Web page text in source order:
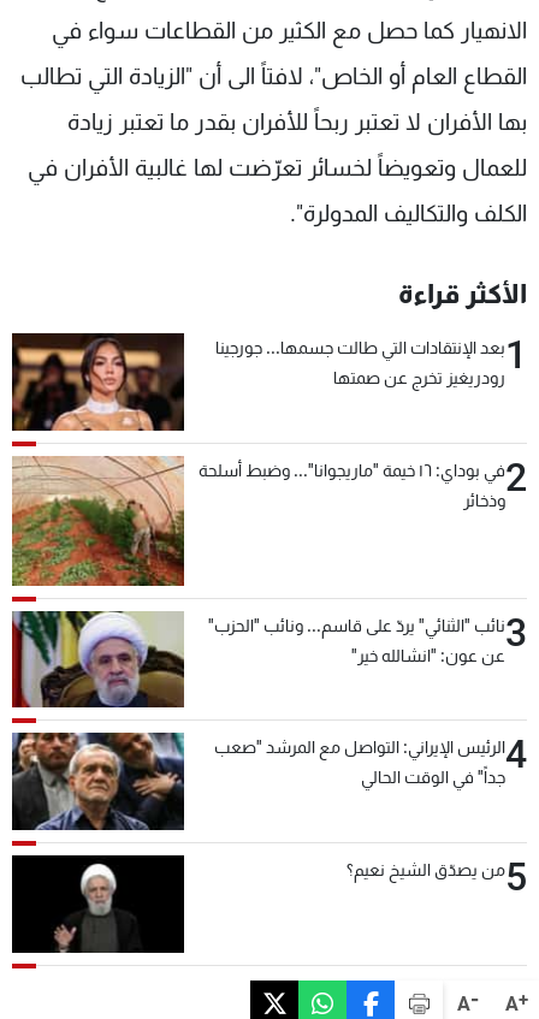
A+
A-
الانهيار كما حصل مع الكثير من القطاعات سواء في
القطاع العام أو الخاص"، لافتاً الى أن "الزيادة التي تطالب
بها الأفران لا تعتبر ربحاً للأفران بقدر ما تعتبر زيادة
للعمال وتعويضاً لخسائر تعرّضت لها غالبية الأفران في
الكلف والتكاليف المدولرة".
الأكثر قراءة
1بعد الإنتقادات التي طالت جسمها... جورجينا
رودريغيز تخرج عن صمتها
2
في بوداي: ١٦ خيمة "ماريجوانا"... وضبط أسلحة
وذخائر
3نائب "الثنائي" يردّ على قاسم... ونائب "الحزب"
عن عون: "انشالله خير"
4الرئيس الإيراني: التواصل مع المرشد "صعب
جداً" في الوقت الحالي
5من يصدّق الشيخ نعيم؟